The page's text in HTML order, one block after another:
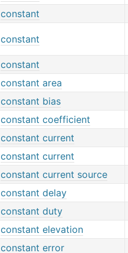
constant
constant
constant
constant area
constant bias
constant coefficient
constant current
constant current
constant current source
constant delay
constant duty
constant elevation
constant error